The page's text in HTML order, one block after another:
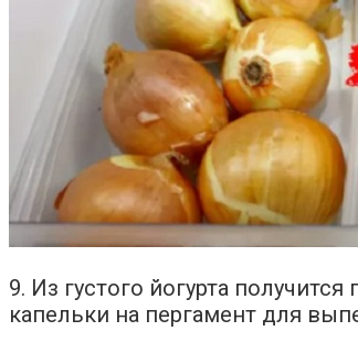
9. Из густого йогурта
капельки на пергамент для